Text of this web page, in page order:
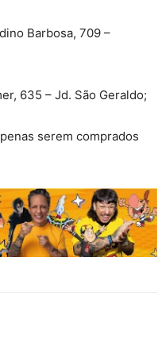
Barbosa, 709 –
635 – Jd. São Geraldo;
serem comprados